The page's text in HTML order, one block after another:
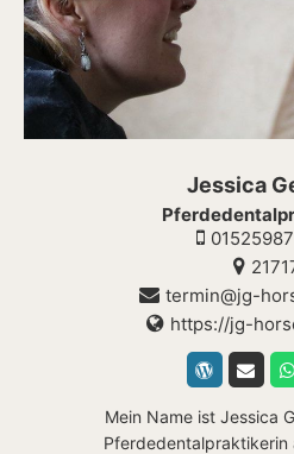
Jessica
termin@jg-
https://jg-
Mein Name ist Jessica
Pferdedentalpraktikerin